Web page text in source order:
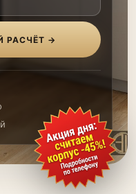
РАСЧЁТ →